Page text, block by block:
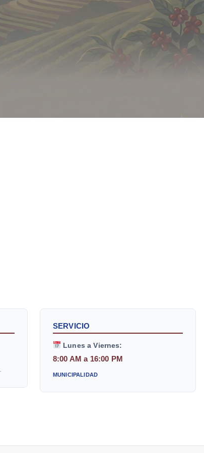
SERVICIO
Lunes a Viernes:
8:00 AM a 16:00 PM
MUNICIPALIDAD